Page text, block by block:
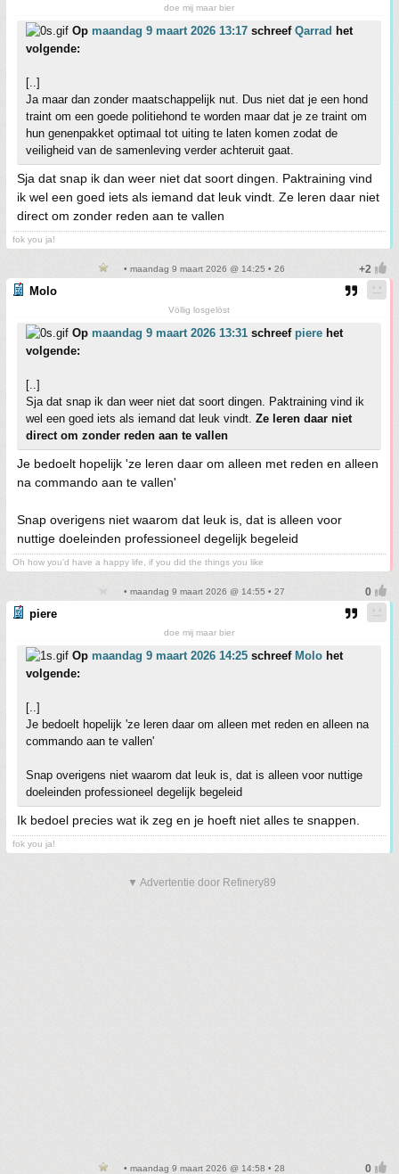
doe mij maar bier
Op maandag 9 maart 2026 13:17 schreef Qarrad het
volgende:
[..]
Ja maar dan zonder maatschappelijk nut. Dus niet dat je een hond
traint om een goede politiehond te worden maar dat je ze traint om
hun genenpakket optimaal tot uiting te laten komen zodat de
veiligheid van de samenleving verder achteruit gaat.
Sja dat snap ik dan weer niet dat soort dingen. Paktraining vind
ik wel een goed iets als iemand dat leuk vindt. Ze leren daar niet
direct om zonder reden aan te vallen
fok you ja!
• maandag 9 maart 2026 @ 14:25 • 26
Molo
Völlig losgelöst
Op maandag 9 maart 2026 13:31 schreef piere het
volgende:
[..]
Sja dat snap ik dan weer niet dat soort dingen. Paktraining vind ik
wel een goed iets als iemand dat leuk vindt. Ze leren daar niet
direct om zonder reden aan te vallen
Je bedoelt hopelijk 'ze leren daar om alleen met reden en alleen
na commando aan te vallen'
Snap overigens niet waarom dat leuk is, dat is alleen voor
nuttige doeleinden professioneel degelijk begeleid
Oh how you'd have a happy life, if you did the things you like
• maandag 9 maart 2026 @ 14:55 • 27
piere
doe mij maar bier
Op maandag 9 maart 2026 14:25 schreef Molo het
volgende:
[..]
Je bedoelt hopelijk 'ze leren daar om alleen met reden en alleen na
commando aan te vallen'
Snap overigens niet waarom dat leuk is, dat is alleen voor nuttige
doeleinden professioneel degelijk begeleid
Ik bedoel precies wat ik zeg en je hoeft niet alles te snappen.
fok you ja!
▼ Advertentie door Refinery89
• maandag 9 maart 2026 @ 14:58 • 28